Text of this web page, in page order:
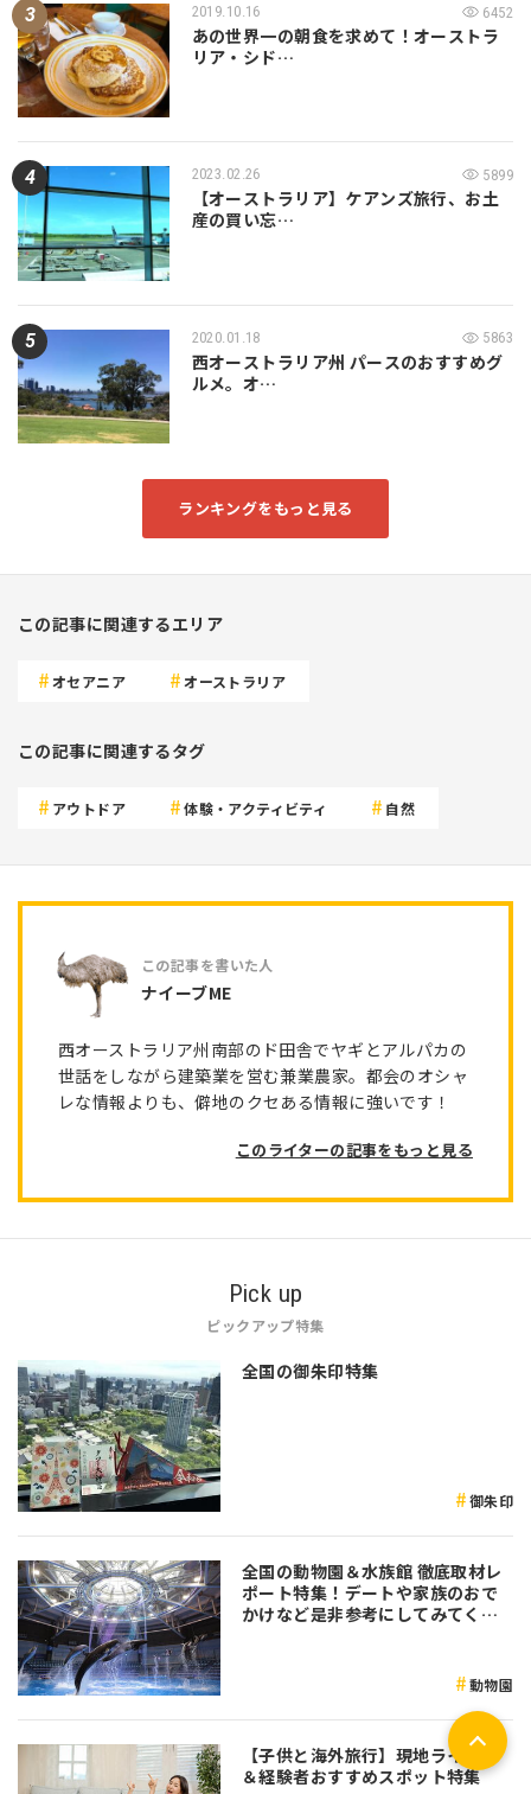
2019.10.16 6452
あの世界一の朝食を求めて！オーストラ
リア・シド…
2023.02.26 5899
【オーストラリア】ケアンズ旅行、お土
産の買い忘…
2020.01.18 5863
西オーストラリア州 パースのおすすめグ
ルメ。オ…
ランキングをもっと見る
この記事に関連するエリア
オセアニア オーストラリア
この記事に関連するタグ
アウトドア 体験・アクティビティ 自然
ナイーブME
西オーストラリア州南部のド田舎でヤギとアルパカの
世話をしながら建築業を営む兼業農家。都会のオシャ
レな情報よりも、僻地のクセある情報に強いです！
このライターの記事をもっと見る
Pick up
ピックアップ特集
全国の御朱印特集
御朱印
全国の動物園＆水族館 徹底取材レ
ポート特集！デートや家族のおで
かけなど是非参考にしてみてくだ
動物園
【子供と海外旅行】現地ライター
＆経験者おすすめスポット特集